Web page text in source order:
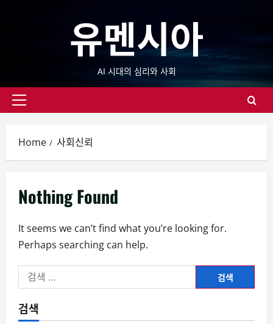
유멘시아
AI 시대의 심리와 사회
Primary
Home 사회신뢰
Nothing Found
It seems we can’t find what you’re looking for.
Perhaps searching can help.
색:
검색